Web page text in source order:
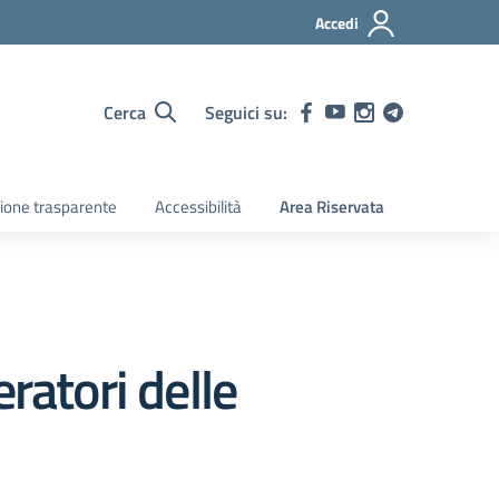
Accedi
Cerca Seguici su:
trasparente Accessibilità Area Riservata
delle